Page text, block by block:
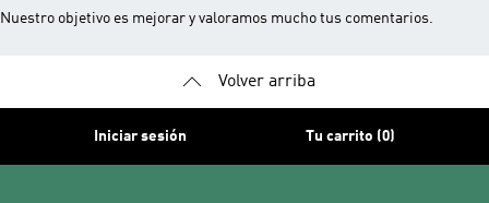
Nuestro objetivo es mejorar y valoramos mucho tus comentarios.
Volver arriba
Iniciar sesión Tu carrito (0)